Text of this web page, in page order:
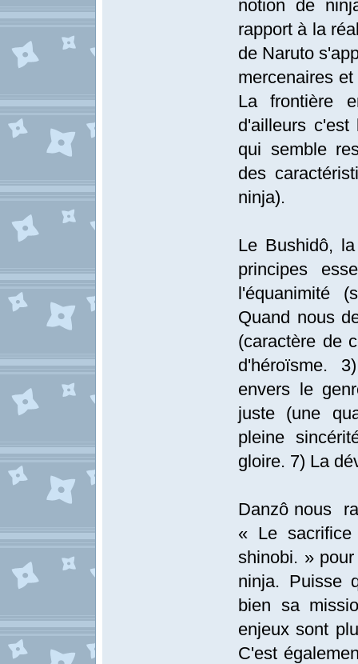
notion de
rapport à la
de Naruto
mercenaires
La frontière
d'ailleurs c'est
qui semble
des
ninja).
Le Bushidô,
principes
l'équanimité
Quand nous
(caractère de
d'héroïsme.
envers le
juste (une
pleine
gloire. 7) La
Danzô nous
« Le
shinobi. »
ninja. Puisse
bien sa
enjeux sont
C'est